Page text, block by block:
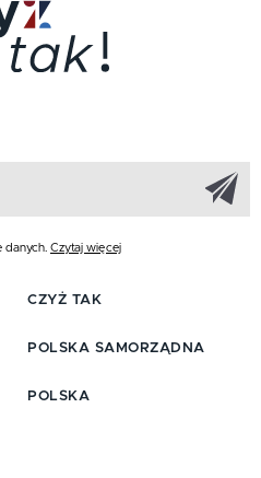
danych. Czytaj więcej
CZYŻ TAK
POLSKA SAMORZĄDNA
POLSKA